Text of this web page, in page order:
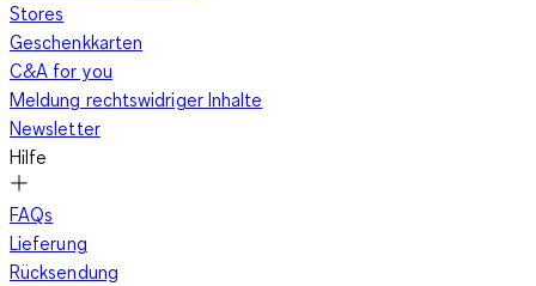
Stores
Geschenkkarten
C&A for you
Meldung rechtswidriger Inhalte
Newsletter
Hilfe
FAQs
Lieferung
Rücksendung